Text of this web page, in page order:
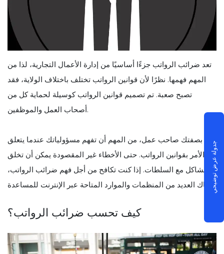
تعد ضرائب الرواتب جزءًا أساسيًا من إدارة الأعمال التجارية، لذا من
المهم فهمها. نظرًا لأن قوانين الرواتب تختلف باختلاف الولاية، فقد
تصبح صعبة. تم تصميم قوانين الرواتب كوسيلة لحماية كل من
أصحاب العمل والموظفين.
بصفتك صاحب عمل، من المهم أن تفهم مسؤولياتك عندما يتعلق
الأمر بقوانين الرواتب. حتى الأخطاء غير المقصودة يمكن أن تخلق
مشاكل مع السلطات. إذا كنت تكافح من أجل فهم ضرائب الرواتب،
فهناك العديد من المنظمات والموارد المتاحة عبر الإنترنت للمساعدة.
كيف تحسب ضرائب الرواتب؟
جدولة عرض توضيحي